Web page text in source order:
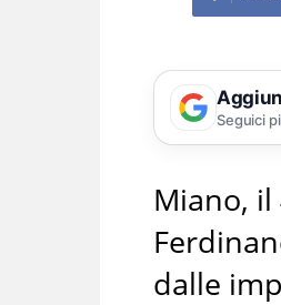
Seguici
Miano,
dalle